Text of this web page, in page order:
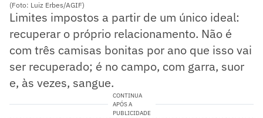
(Foto: Luiz Erbes/AGIF)
Limites impostos a partir de um único ideal:
recuperar o próprio relacionamento. Não é
com três camisas bonitas por ano que isso vai
ser recuperado; é no campo, com garra, suor
e, às vezes, sangue.
CONTINUA
APÓS A
PUBLICIDADE